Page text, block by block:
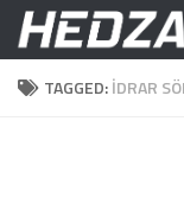
Skip to content
TAGGED:IDRAR